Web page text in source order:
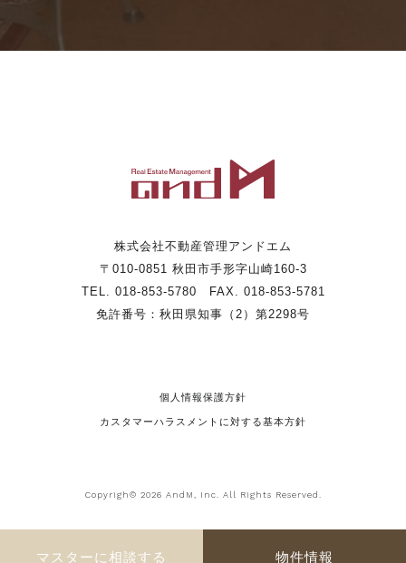
マスターに相談する 物件情報
株式会社不動産管理アンドエム
〒010-0851 秋田市手形字山崎160-3
TEL. 018-853-5780 FAX. 018-853-5781
免許番号：秋田県知事（2）第2298号
個人情報保護方針
カスタマーハラスメントに対する基本方針
Copyrigh© 2026 AndM, Inc. All Rights Reserved.